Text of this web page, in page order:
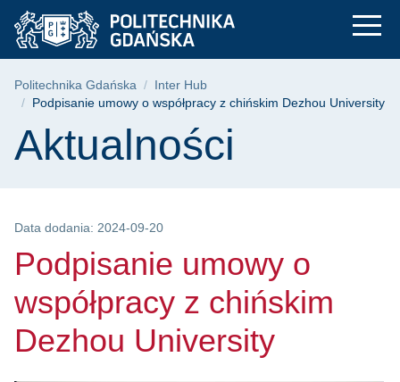
Przejdź
do
menu
Przejdź
do
wyszukiwarki
Przejdź
do
treści
Podpisanie umowy
Ścieżka nawigacyjna
Politechnika Gdańska
Inter Hub
Podpisanie umowy o współpracy z chińskim Dezhou University
Treść strony
Aktualności
Data dodania: 2024-09-20
Podpisanie umowy o
współpracy z chińskim
Dezhou University